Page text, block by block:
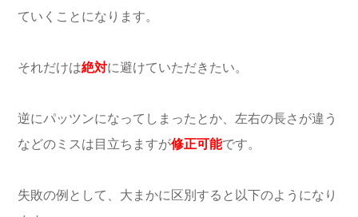
ていくことになります。
それだけは絶対に避けていただきたい。
逆にパッツンになってしまったとか、左右の長さが違う
などのミスは目立ちますが修正可能です。
失敗の例として、大まかに区別すると以下のようになり